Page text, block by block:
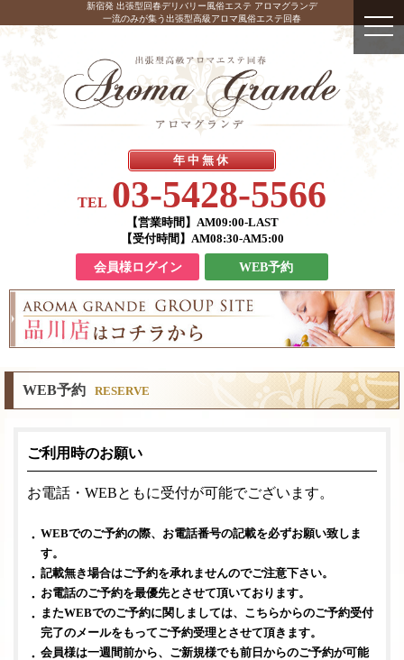
新宿発 出張型回春デリバリー風俗エステ アロマグランデ
一流のみが集う出張型高級アロマ風俗エステ回春
年中無休
TEL 03-5428-5566
【営業時間】 AM09:00-LAST
【受付時間】 AM08:30-AM5:00
会員様ログイン WEB予約
WEB予約 RESERVE
ご利用時のお願い
お電話・WEBともに受付が可能でございます。
WEBでのご予約の際、お電話番号の記載を必ずお願い致しま
す。
記載無き場合はご予約を承れませんのでご注意下さい。
お電話のご予約を最優先とさせて頂いております。
またWEBでのご予約に関しましては、こちらからのご予約受付
完了のメールをもってご予約受理とさせて頂きます。
会員様は一週間前から、ご新規様でも前日からのご予約が可能